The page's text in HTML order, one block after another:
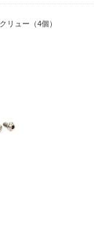
リュー（4個）